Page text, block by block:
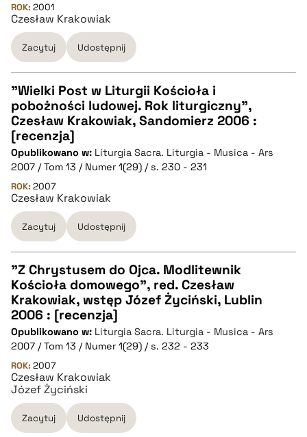
pobierz cytat
BIBTEX
pobierz cytat
ROK: 2001
Czesław Krakowiak
Zacytuj Udostępnij
CZYSTY TEKST
pobierz cytat
BIBTEX
pobierz cytat
"Wielki Post w Liturgii Kościoła i
pobożności ludowej. Rok liturgiczny",
Czesław Krakowiak, Sandomierz 2006 :
[recenzja]
Opublikowano w: Liturgia Sacra. Liturgia - Musica - Ars
2007 / Tom 13 / Numer 1(29) / s. 230 - 231
ROK: 2007
Czesław Krakowiak
Zacytuj Udostępnij
CZYSTY TEKST
pobierz cytat
BIBTEX
pobierz cytat
"Z Chrystusem do Ojca. Modlitewnik
Kościoła domowego", red. Czesław
Krakowiak, wstęp Józef Życiński, Lublin
2006 : [recenzja]
Opublikowano w: Liturgia Sacra. Liturgia - Musica - Ars
2007 / Tom 13 / Numer 1(29) / s. 232 - 233
ROK: 2007
Czesław Krakowiak
Józef Życiński
Zacytuj Udostępnij